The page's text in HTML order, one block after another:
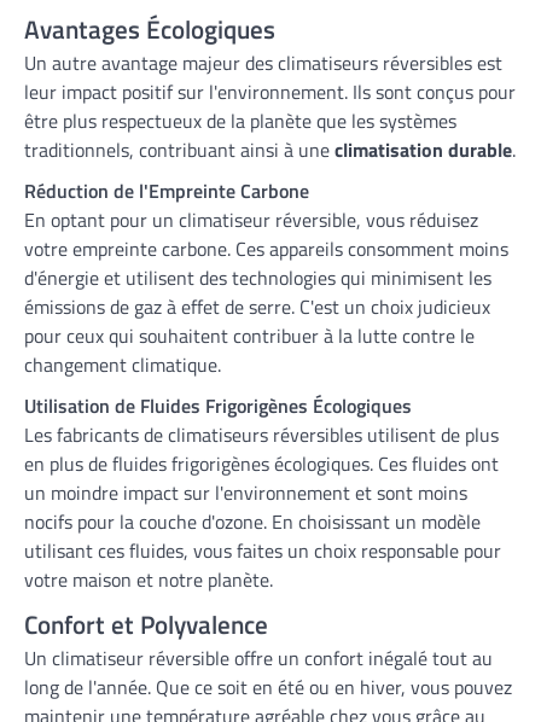
Avantages Écologiques
Un autre avantage majeur des climatiseurs réversibles est
leur impact positif sur l'environnement. Ils sont conçus pour
être plus respectueux de la planète que les systèmes
traditionnels, contribuant ainsi à uneclimatisation durable.
Réduction de l'Empreinte Carbone
En optant pour un climatiseur réversible, vous réduisez
votre empreinte carbone. Ces appareils consomment moins
d'énergie et utilisent des technologies qui minimisent les
émissions de gaz à effet de serre. C'est un choix judicieux
pour ceux qui souhaitent contribuer à la lutte contre le
changement climatique.
Utilisation de Fluides Frigorigènes Écologiques
Les fabricants de climatiseurs réversibles utilisent de plus
en plus de fluides frigorigènes écologiques. Ces fluides ont
un moindre impact sur l'environnement et sont moins
nocifs pour la couche d'ozone. En choisissant un modèle
utilisant ces fluides, vous faites un choix responsable pour
votre maison et notre planète.
Confort et Polyvalence
Un climatiseur réversible offre un confort inégalé tout au
long de l'année. Que ce soit en été ou en hiver, vous pouvez
maintenir une température agréable chez vous grâce au